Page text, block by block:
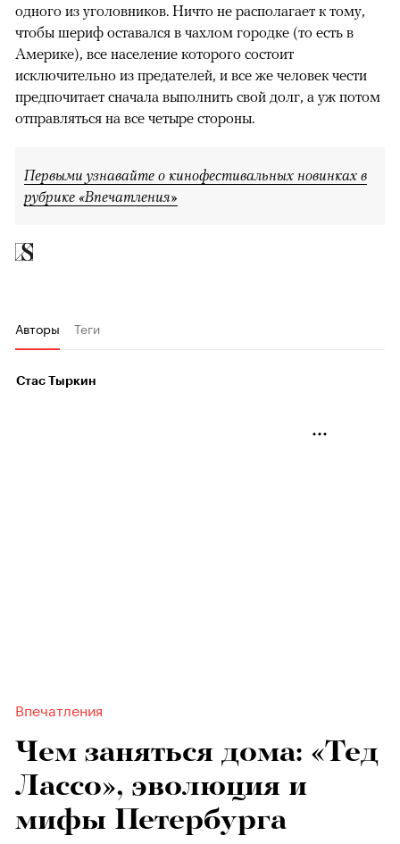
одного из уголовников. Ничто не располагает к тому,
чтобы шериф оставался в чахлом городке (то есть в
Америке), все население которого состоит
исключительно из предателей, и все же человек чести
предпочитает сначала выполнить свой долг, а уж потом
отправляться на все четыре стороны.
Первыми узнавайте о кинофестивальных новинках в
рубрике «Впечатления»
Авторы Теги
Стас Тыркин
Впечатления
Чем заняться дома: «Тед
Лассо», эволюция и
мифы Петербурга